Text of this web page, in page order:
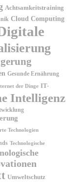
Achtsamkeitstraining
Cloud Computing
Gesunde Ernährung
der Dinge IT-
Intelligenz
Technologien
Technologische
Umweltschutz